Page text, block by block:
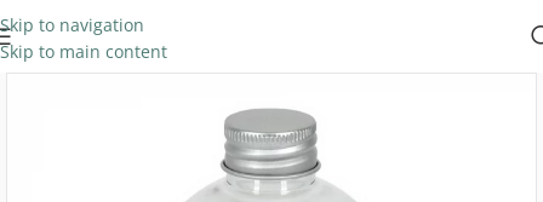
Skip to navigation
Skip to main content